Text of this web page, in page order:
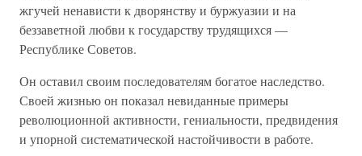
жгучей ненависти к дворянству и буржуазии и на
беззаветной любви к государству трудящихся —
Республике Советов.
Он оставил своим последователям богатое наследство.
Своей жизнью он показал невиданные примеры
революционной активности, гениальности, предвидения
и упорной систематической настойчивости в работе.